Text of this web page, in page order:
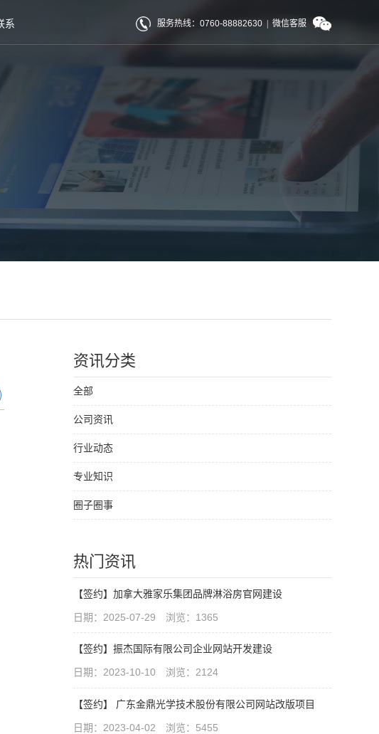
系 服务热线：0760-88882630 微信客服
资讯分类
全部
公司资讯
行业动态
专业知识
圈子圈事
热门资讯
【签约】加拿大雅家乐集团品牌淋浴房官网建设
日期：2025-07-29 浏览：1365
【签约】振杰国际有限公司企业网站开发建设
日期：2023-10-10 浏览：2124
【签约】 广东金鼎光学技术股份有限公司网站改版项目
日期：2023-04-02 浏览：5455